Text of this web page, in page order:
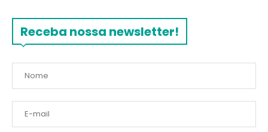
Receba nossa newsletter!